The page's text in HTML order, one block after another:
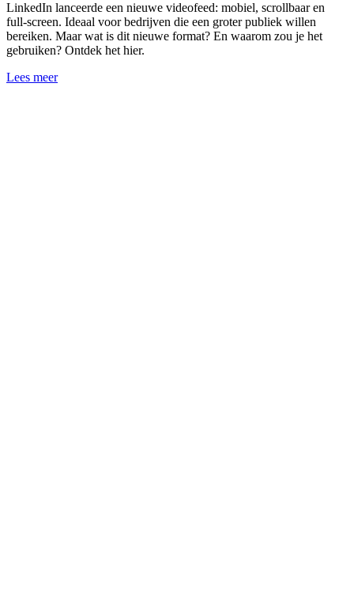
LinkedIn lanceerde een nieuwe videofeed: mobiel, scrollbaar en
full-screen. Ideaal voor bedrijven die een groter publiek willen
bereiken. Maar wat is dit nieuwe format? En waarom zou je het
gebruiken? Ontdek het hier.
Lees meer